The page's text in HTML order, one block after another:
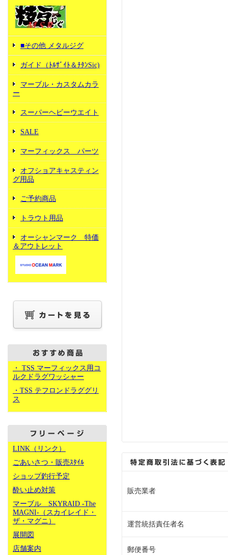
■その他 メタルジグ
ガイド（ﾄﾙｻﾞｲﾄ＆ﾁﾀﾝSic)
マーブル・カスタムカラ
ー
スーパーヘビーウエイト
SALE
マーフィックス パーツ
オフショアキャスティン
グ用品
ご予約商品
トラウト用品
オーシャンマーク 特価
＆アウトレット
・ TSS マーフィックス用コ
ルクドラグワッシャー
・TSS テフロンドラググリ
ス
LINK（リンク）
ごあいさつ・販売ｽﾀｲﾙ
ショップ釣行予定
酔い止め対策
マーブル SKYRAID -The
MAGNI-（スカイレイド・
ザ・マグニ）
展開図
店舗案内
販売業者
運営統括責任者名
郵便番号